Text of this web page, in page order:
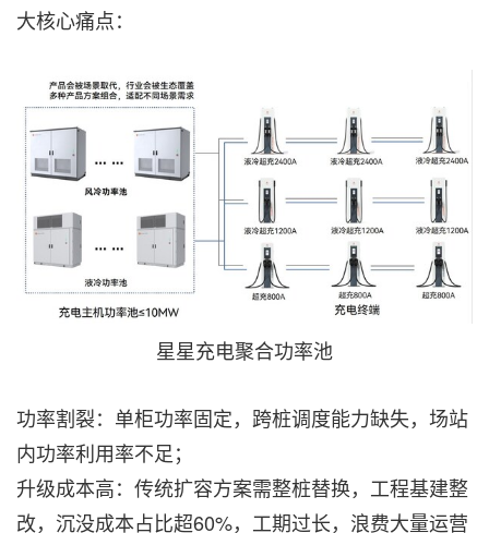
大核心痛点：
星星充电聚合功率池
功率割裂：单柜功率固定，跨桩调度能力缺失，场站
内功率利用率不足；
升级成本高：传统扩容方案需整桩替换，工程基建整
改，沉没成本占比超60%，工期过长，浪费大量运营